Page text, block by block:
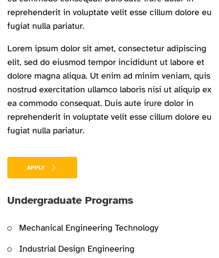
reprehenderit in voluptate velit esse cillum dolore eu
fugiat nulla pariatur.
Lorem ipsum dolor sit amet, consectetur adipiscing
elit, sed do eiusmod tempor incididunt ut labore et
dolore magna aliqua. Ut enim ad minim veniam, quis
nostrud exercitation ullamco laboris nisi ut aliquip ex
ea commodo consequat. Duis aute irure dolor in
reprehenderit in voluptate velit esse cillum dolore eu
fugiat nulla pariatur.
APPLY
Undergraduate Programs
Mechanical Engineering Technology
Industrial Design Engineering